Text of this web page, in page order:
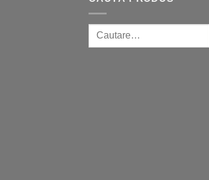
Caută: